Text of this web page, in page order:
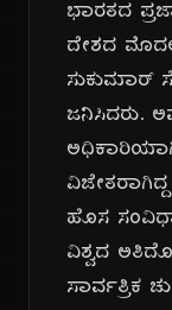
ಭಾರತದ
ದೇಶದ
ಸುಕುಮಾರ್
ಜನಿಸಿದರು.
ಹೊಸ
ವಿಶ್ವದ
ಸಾರ್ವತ್ರಿಕ